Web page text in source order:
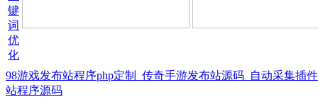
98游戏发布站程序php定制_传奇手游发布站源码_自动采集插
站程序源码